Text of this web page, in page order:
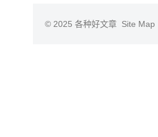
© 2025 各种好文章 Site Map